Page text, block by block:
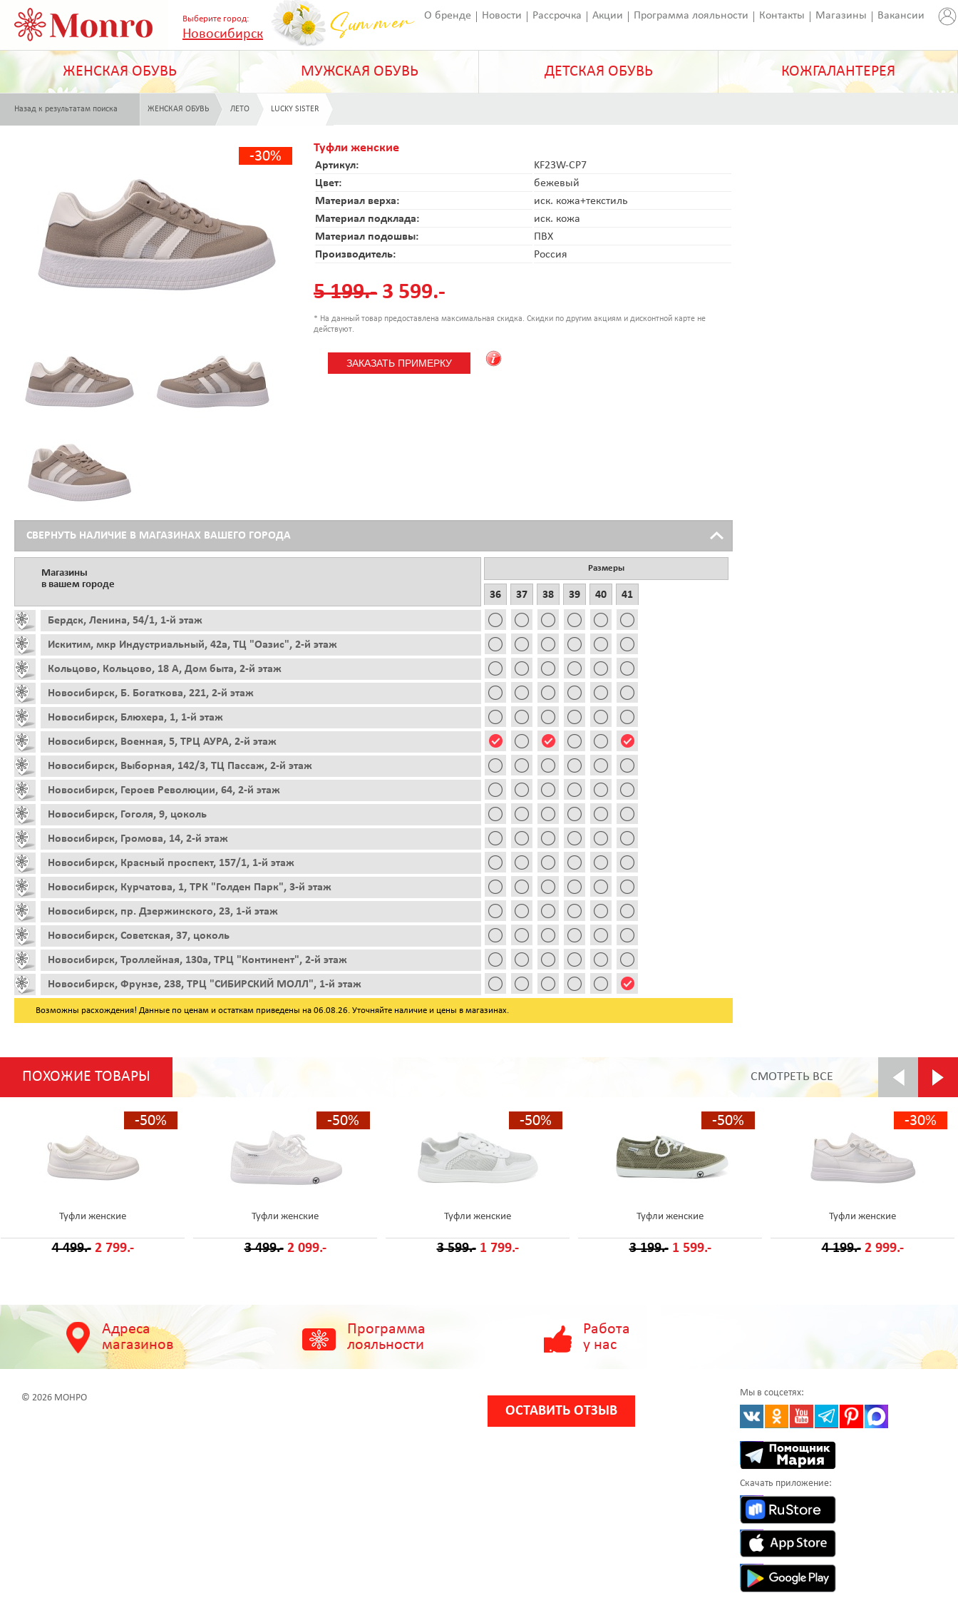
Выберите город:
Новосибирск
О бренде Новости Рассрочка Акции Программа лояльности Контакты Магазины Вакансии
ЖЕНСКАЯ ОБУВЬ МУЖСКАЯ ОБУВЬ ДЕТСКАЯ ОБУВЬ КОЖГАЛАНТЕРЕЯ
Назад к результатам поиска ЖЕНСКАЯ ОБУВЬ ЛЕТО LUCKY SISTER
-30%
Туфли женские
Артикул:
KF23W-CP7
Цвет:
бежевый
Материал верха:
иск. кожа+текстиль
Материал подклада:
иск. кожа
Материал подошвы:
ПВХ
Производитель:
Россия
5 199.- 3 599.-
* На данный товар предоставлена максимальная скидка. Скидки по другим акциям и дисконтной карте не
действуют.
СВЕРНУТЬ НАЛИЧИЕ В МАГАЗИНАХ ВАШЕГО ГОРОДА
Магазины
в вашем городе
Бердск, Ленина, 54/1, 1-й этаж
Искитим, мкр Индустриальный, 42а, ТЦ "Оазис", 2-й этаж
Кольцово, Кольцово, 18 А, Дом быта, 2-й этаж
Новосибирск, Б. Богаткова, 221, 2-й этаж
Новосибирск, Блюхера, 1, 1-й этаж
Новосибирск, Военная, 5, ТРЦ АУРА, 2-й этаж
Новосибирск, Выборная, 142/3, ТЦ Пассаж, 2-й этаж
Новосибирск, Героев Революции, 64, 2-й этаж
Новосибирск, Гоголя, 9, цоколь
Новосибирск, Громова, 14, 2-й этаж
Новосибирск, Красный проспект, 157/1, 1-й этаж
Новосибирск, Курчатова, 1, ТРК "Голден Парк", 3-й этаж
Новосибирск, пр. Дзержинского, 23, 1-й этаж
Новосибирск, Советская, 37, цоколь
Новосибирск, Троллейная, 130а, ТРЦ "Континент", 2-й этаж
Новосибирск, Фрунзе, 238, ТРЦ "СИБИРСКИЙ МОЛЛ", 1-й этаж
Размеры
36 37 38 39 40 41
Возможны расхождения! Данные по ценам и остаткам приведены на 06.08.26. Уточняйте наличие и цены в магазинах.
ПОХОЖИЕ ТОВАРЫ СМОТРЕТЬ ВСЕ
-50%
Туфли женские
4 499.- 2 799.-
-50%
Туфли женские
3 499.- 2 099.-
-50%
Туфли женские
3 599.- 1 799.-
-50%
Туфли женские
3 199.- 1 599.-
-30%
Туфли женские
4 199.- 2 999.-
Адреса
магазинов
Программа
лояльности
Работа
у нас
© 2026 МОНРО
ОСТАВИТЬ ОТЗЫВ
Мы в соцсетях:
Скачать приложение: